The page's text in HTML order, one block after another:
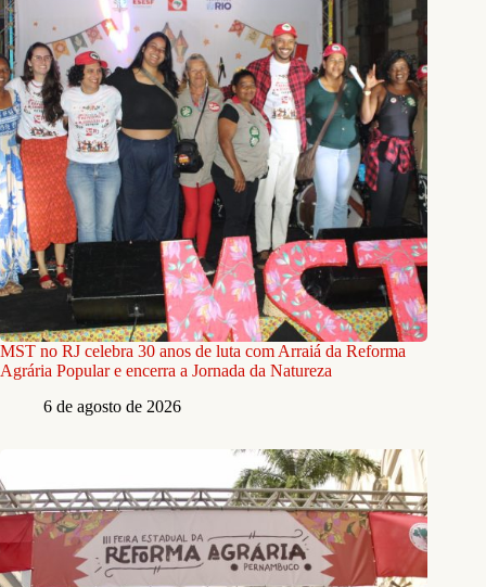
MST no RJ celebra 30 anos de luta com Arraiá da Reforma
Agrária Popular e encerra a Jornada da Natureza
6 de agosto de 2026